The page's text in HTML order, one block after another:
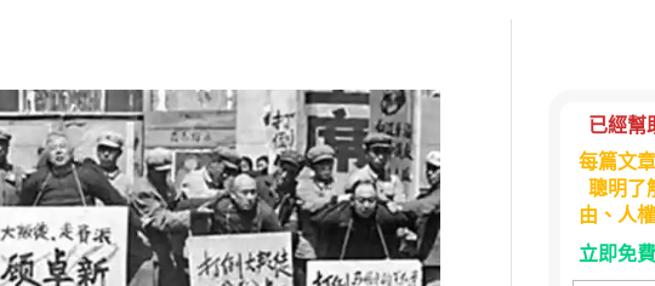
已經幫
每篇文
聰明了
由、人
立即免